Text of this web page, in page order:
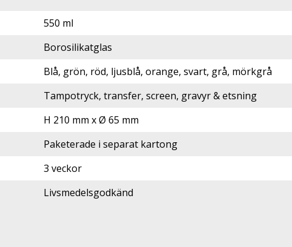
550 ml
Borosilikatglas
Blå, grön, röd, ljusblå, orange, svart, grå, mörkgrå
Tampotryck, transfer, screen, gravyr & etsning
H 210 mm x Ø 65 mm
Paketerade i separat kartong
3 veckor
Livsmedelsgodkänd